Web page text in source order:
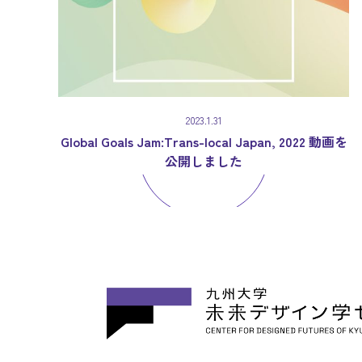
2023.1.31
Global Goals Jam:Trans-local Japan, 2022 動画を
公開しました